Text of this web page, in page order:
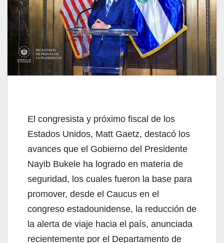
El congresista y próximo fiscal de los
Estados Unidos, Matt Gaetz, destacó los
avances que el Gobierno del Presidente
Nayib Bukele ha logrado en materia de
seguridad, los cuales fueron la base para
promover, desde el Caucus en el
congreso estadounidense, la reducción de
la alerta de viaje hacia el país, anunciada
recientemente por el Departamento de